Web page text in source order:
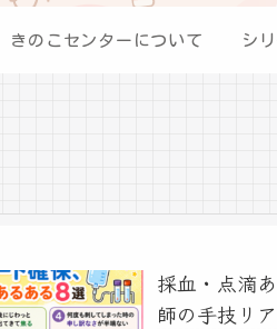
きのこセンターについて シ
採血・点滴
師の手技リ